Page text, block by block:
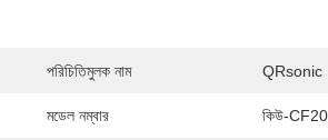
পরিচিতিমুলক নাম QRsonic
মডেল নম্বার কিউ-